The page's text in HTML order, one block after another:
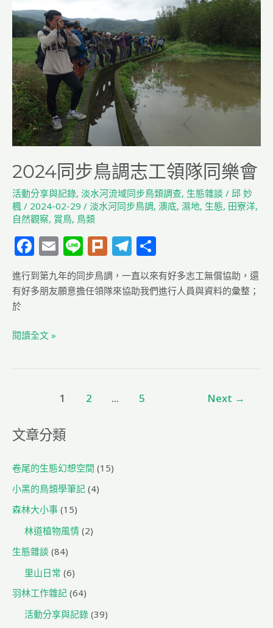
2024同步鳥調志工領隊同樂會
活動分享與記錄, 淡水河流域同步鳥類調查, 生態雜談 / 邱 妙
楓 / 2024-02-29 / 淡水河同步鳥調, 澳底, 濕地, 生態, 田寮洋,
自然觀察, 賞鳥, 鳥類
F
a
c
e
b
o
o
E
m
ai
l
Li
n
e
Pl
u
rk
T
el
e
g
享
進行到第九年的同步鳥調，一直以來有好多志工無償協助，還
有好多朋友願意擔任領隊來協助我們進行人員與資料的彙整；
於
鳥
調
志
工
領
隊
同
樂
會
閱讀全文 »
1 2 ... 5 Next →
文章分類
卷尾的生態幻想空間 (15)
小黑的鳥類學筆記 (4)
森林大小事 (15)
林道植物風情 (2)
生態雜談 (84)
里山日常 (6)
羽林工作雜記 (64)
活動分享與記錄 (39)